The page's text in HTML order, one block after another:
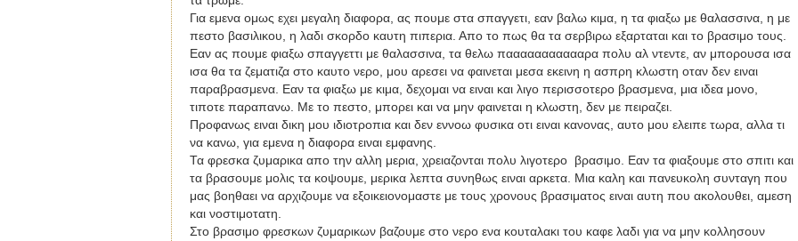
Για εμενα ομως εχει μεγαλη διαφορα, ας πουμε στα σπαγγετι, εαν βαλω κιμα, η τα φιαξω με θαλασσινα, η με
πεστο βασιλικου, η λαδι σκορδο καυτη πιπερια. Απο το πως θα τα σερβιρω εξαρταται και το βρασιμο τους.
Εαν ας πουμε φιαξω σπαγγεττι με θαλασσινα, τα θελω παααααααααααρα πολυ αλ ντεντε, αν μπορουσα ισα
ισα θα τα ζεματιζα στο καυτο νερο, μου αρεσει να φαινεται μεσα εκεινη η ασπρη κλωστη οταν δεν ειναι
παραβρασμενα. Εαν τα φιαξω με κιμα, δεχομαι να ειναι και λιγο περισσοτερο βρασμενα, μια ιδεα μονο,
τιποτε παραπανω. Με το πεστο, μπορει και να μην φαινεται η κλωστη, δεν με πειραζει.
Προφανως ειναι δικη μου ιδιοτροπια και δεν εννοω φυσικα οτι ειναι κανονας, αυτο μου ελειπε τωρα, αλλα τι
να κανω, για εμενα η διαφορα ειναι εμφανης.
Τα φρεσκα ζυμαρικα απο την αλλη μερια, χρειαζονται πολυ λιγοτερο βρασιμο. Εαν τα φιαξουμε στο σπιτι και
τα βρασουμε μολις τα κοψουμε, μερικα λεπτα συνηθως ειναι αρκετα. Μια καλη και πανευκολη συνταγη που
μας βοηθαει να αρχιζουμε να εξοικειονομαστε με τους χρονους βρασιματος ειναι αυτη που ακολουθει, αμεση
και νοστιμοτατη.
Στο βρασιμο φρεσκων ζυμαρικων βαζουμε στο νερο ενα κουταλακι του καφε λαδι για να μην κολλησουν